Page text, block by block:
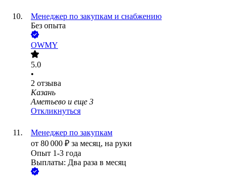
Менеджер по закупкам и снабжению
Без опыта
OWMY
5.0
•
2 отзыва
Казань
Аметьево и еще 3
Откликнуться
Менеджер по закупкам
от 80 000 ₽ за месяц, на руки
Опыт 1-3 года
Выплаты: Два раза в месяц